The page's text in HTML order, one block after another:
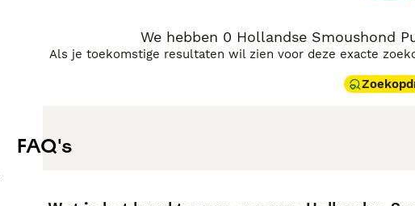
We hebben 0 Hollandse Smoushond
Als je toekomstige resultaten wil zien voor deze exacte
FAQ's